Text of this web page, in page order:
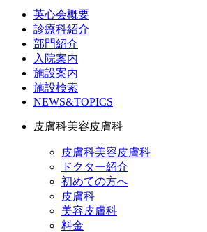
英心会概要
診療科紹介
部門紹介
入院案内
施設案内
施設検索
NEWS&TOPICS
皮膚科美容皮膚科
皮膚科美容皮膚科
ドクター紹介
初めての方へ
皮膚科
美容皮膚科
料金